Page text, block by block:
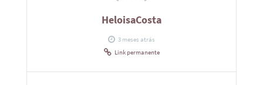
HeloisaCosta
3 meses atrás
Link permanente